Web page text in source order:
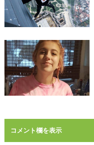
コメント欄を表示